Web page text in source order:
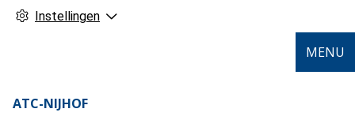
Instellingen
ATC-NIJHOF
MENU